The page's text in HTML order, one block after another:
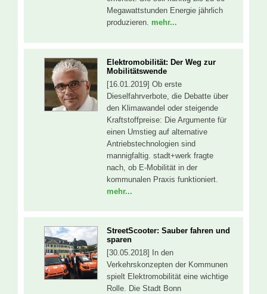
Megawattstunden Energie jährlich
produzieren. mehr...
Elektromobilität: Der Weg zur
Mobilitätswende
[16.01.2019] Ob erste
Dieselfahrverbote, die Debatte über
den Klimawandel oder steigende
Kraftstoffpreise: Die Argumente für
einen Umstieg auf alternative
Antriebstechnologien sind
mannigfaltig. stadt+werk fragte
nach, ob E-Mobilität in der
kommunalen Praxis funktioniert.
mehr...
StreetScooter: Sauber fahren und
sparen
[30.05.2018] In den
Verkehrskonzepten der Kommunen
spielt Elektromobilität eine wichtige
Rolle. Die Stadt Bonn